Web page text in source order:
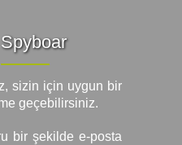
sizin için uygun bir
geçebilirsiniz.
bir şekilde e-posta